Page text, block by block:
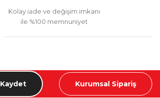
Kolay iade ve değişim imkanı
ile %100 memnuniyet
Kaydet Kurumsal Sipariş